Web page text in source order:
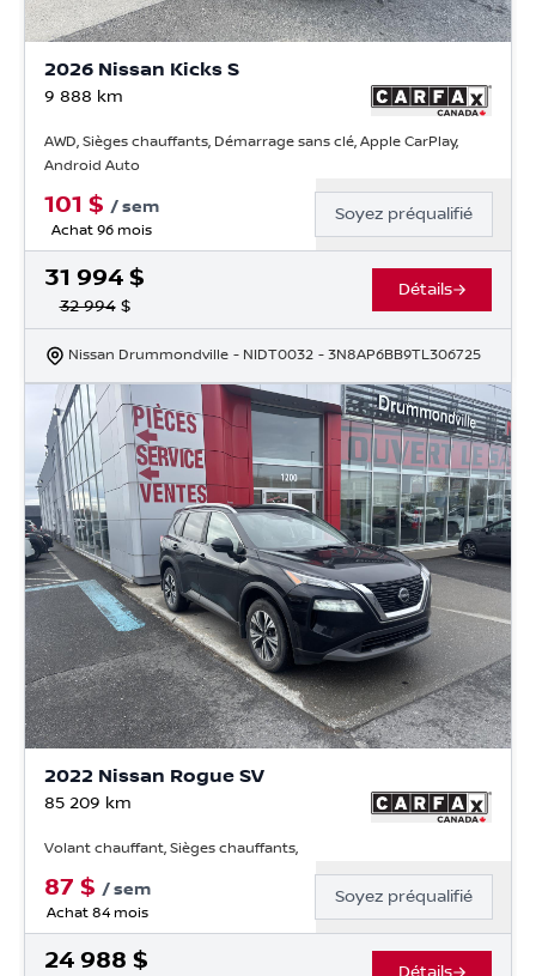
2026 Nissan Kicks S
9 888 km
AWD, Sièges chauffants, Démarrage sans clé, Apple CarPlay,
Android Auto
101 $ /sem
Achat 96 mois
Soyez préqualifié
31 994 $
32 994$
Détails
Nissan Drummondville - NIDT0032 - 3N8AP6BB9TL306725
2022 Nissan Rogue SV
85 209 km
Volant chauffant, Sièges chauffants,
87 $ /sem
Achat 84 mois
Soyez préqualifié
24 988 $